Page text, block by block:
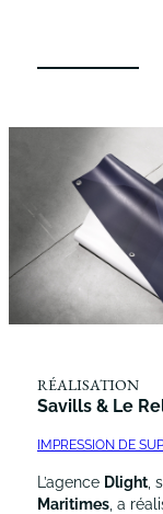
RÉALISATION
Savills & Le
IMPRESSION DE
L’agence Dlight ,
Maritimes , a